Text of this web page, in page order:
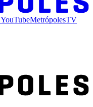
YouTubeMetrópolesTV